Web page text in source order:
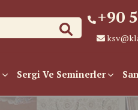
+90
Sergi Ve Seminerler